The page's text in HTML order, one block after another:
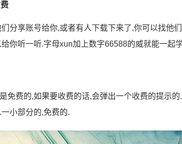
分享账号给你,或者有人下载下来了,你可以找他
你听一听.字母xun加上数字66588的威就能一起
免费的,如果要收费的话,会弹出一个收费的提示
小部分的,免费的.